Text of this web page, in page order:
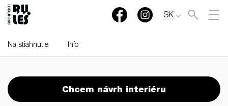
SK
Na stiahnutie Info
Chcem návrh interiéru
RULES, s.r.o., Klincová
37/B, 821 08 Bratislava,
Slovensko